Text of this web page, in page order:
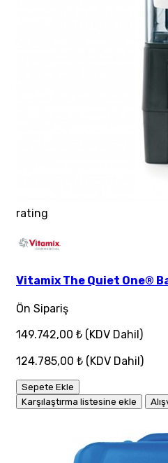
rating
Vitamix The Quiet One®
Ön Sipariş
149.742,00 ₺ (KDV Dahil)
124.785,00 ₺ (KDV Dahil)
Sepete Ekle
Karşılaştırma listesine ekle